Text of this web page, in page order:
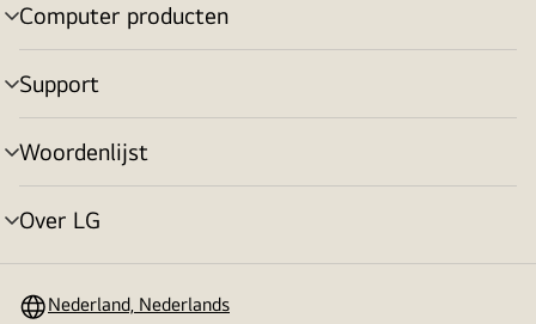
Computer producten
menu
in-/uitschakelen
Support
menu
in-/uitschakelen
Woordenlijst
menu
in-/uitschakelen
Over LG
menu
Nederland, Nederlands